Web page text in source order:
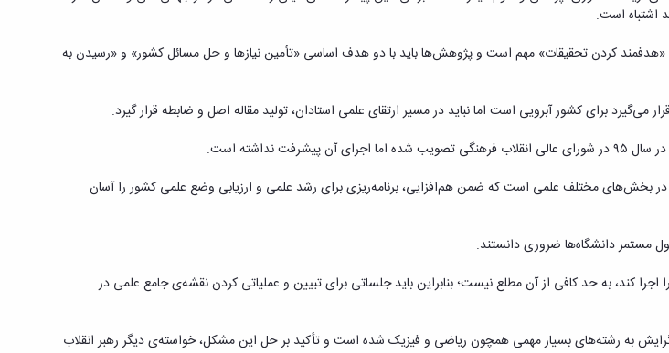
اشتباه است.
«هدفمند کردن تحقیقات» مهم است و پژوهش‌ها باید با دو هدف اساسی «تأمین نیازها و حل مسائل کشور» و «رسیدن به
می‌گیرد برای کشور آبرویی است اما نباید در مسیر ارتقای علمی استادان، تولید مقاله اصل و ضابطه قرار گیرد.
است.
بخش‌های مختلف علمی است که ضمن هم‌افزایی، برنامه‌ریزی برای رشد علمی و ارزیابی وضع علمی کشور را آسان
مستمر دانشگاه‌ها ضروری دانستند.
کند، به حد کافی از آن مطلع نیست؛ بنابراین باید جلساتی برای تبیین و عملیاتی کردن نقشه‌ی جامع علمی در
به رشته‌های بسیار مهمی همچون ریاضی و فیزیک شده است و تأکید بر حل این مشکل، خواسته‌ی دیگر رهبر انقلاب